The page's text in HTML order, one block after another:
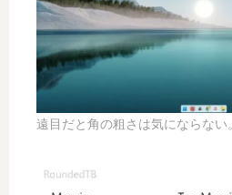
遠目だと角の粗さは気にならない。